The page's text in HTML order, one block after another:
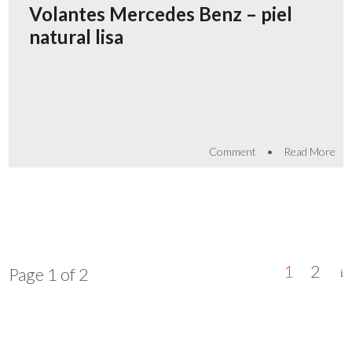
Volantes Mercedes Benz – piel
natural lisa
Comment • Read More
Page 1 of 2 1 2